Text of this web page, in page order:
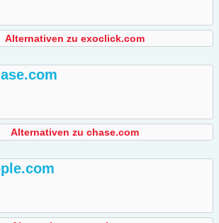
Alternativen zu exoclick.com
Alternativen zu chase.com